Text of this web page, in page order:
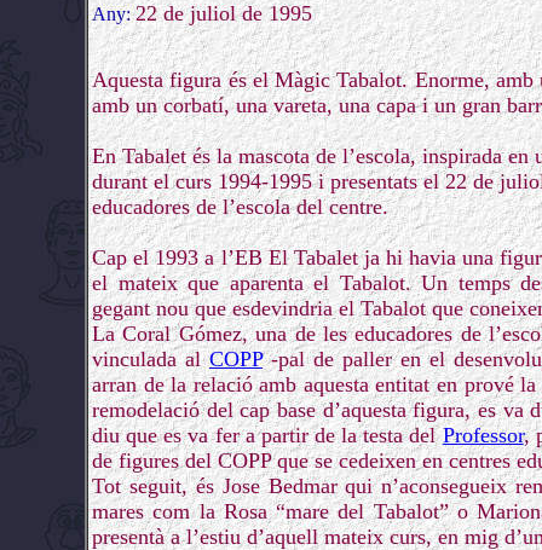
Any:22 de juliol de 1995
Aquesta figura és el Màgic Tabalot. Enorme,
amb un corbatí, una vareta, una capa i un gran
En Tabalet és la mascota de l’escola, inspirada
durant el curs 1994-1995 i presentats el 22 de
educadores de l’escola del centre.
Cap el 1993 a l’EB El Tabalet ja hi havia una
el mateix que aparenta el Tabalot. Un temps
gegant nou que esdevindria el Tabalot que
La Coral Gómez, una de les educadores de
vinculada alCOPP-pal de paller en el
arran de la relació amb aquesta entitat en prové
remodelació del cap base d’aquesta figura, es
diu que es va fer a partir de la testa delProfessor,
de figures del COPP que se cedeixen en centres
Tot seguit, és Jose Bedmar qui n’aconsegueix
mares com la Rosa “mare del Tabalot” o
presentà a l’estiu d’aquell mateix curs, en mig